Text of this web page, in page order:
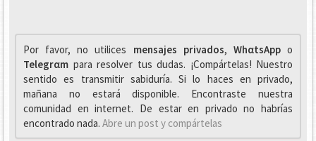
Por favor, no utilices mensajes privados, WhαtsAppo
Telegrαm para resolver tus dudas. ¡Compártelas! Nuestro
sentido es transmitir sabiduría. Si lo haces en privado,
mañana no estará disponible. Encontraste nuestra
comunidad en internet. De estar en privado no habrías
encontrado nada. Abre un post y compártelas